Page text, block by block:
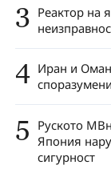
3 Реактор на
4 Иран и Оман
5 Руското
Япония
сигурност